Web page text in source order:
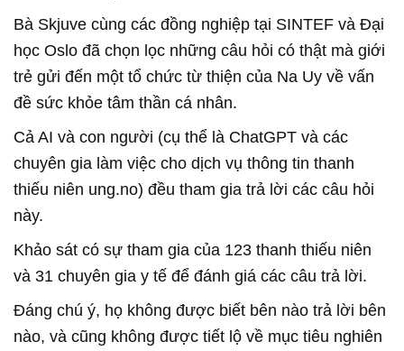
Bà Skjuve cùng các đồng nghiệp tại SINTEF và Đại
học Oslo đã chọn lọc những câu hỏi có thật mà giới
trẻ gửi đến một tổ chức từ thiện của Na Uy về vấn
đề sức khỏe tâm thần cá nhân.
Cả AI và con người (cụ thể là ChatGPT và các
chuyên gia làm việc cho dịch vụ thông tin thanh
thiếu niên ung.no) đều tham gia trả lời các câu hỏi
này.
Khảo sát có sự tham gia của 123 thanh thiếu niên
và 31 chuyên gia y tế để đánh giá các câu trả lời.
Đáng chú ý, họ không được biết bên nào trả lời bên
nào, và cũng không được tiết lộ về mục tiêu nghiên